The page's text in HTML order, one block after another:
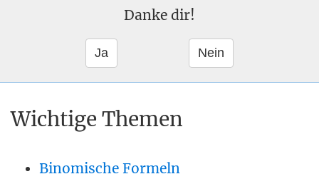
Danke dir!
Wichtige Themen
Binomische Formeln